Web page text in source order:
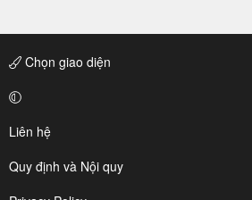
Chọn giao diện
Liên hệ
Quy định và Nội quy